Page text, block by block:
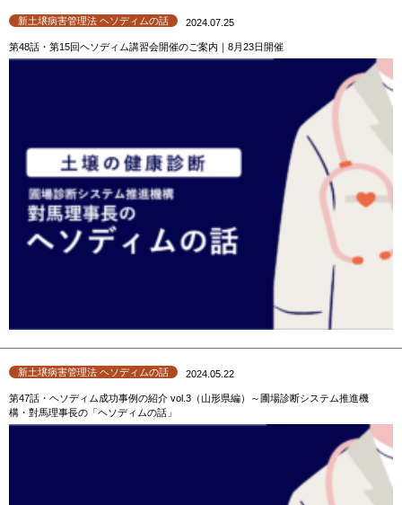
新土壌病害管理法 ヘソディムの話 2024.07.25
第48話・第15回ヘソディム講習会開催のご案内｜8月23日開催
新土壌病害管理法 ヘソディムの話 2024.05.22
第47話・ヘソディム成功事例の紹介 vol.3（山形県編）～圃場診断システム推進機
構・對馬理事長の「ヘソディムの話」